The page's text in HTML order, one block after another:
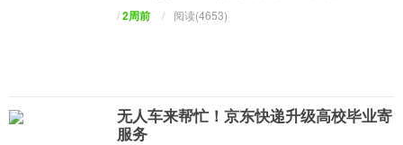
/2周前 / 阅读(4653)
无人车来帮忙！京东快递升级高校毕业寄
服务